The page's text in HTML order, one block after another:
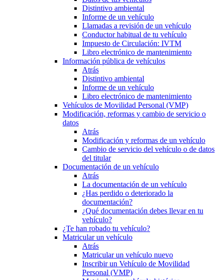
Distintivo ambiental
Informe de un vehículo
Llamadas a revisión de un vehículo
Conductor habitual de tu vehículo
Impuesto de Circulación: IVTM
Libro electrónico de mantenimiento
Información pública de vehículos
Atrás
Distintivo ambiental
Informe de un vehículo
Libro electrónico de mantenimiento
Vehículos de Movilidad Personal (VMP)
Modificación, reformas y cambio de servicio o
datos
Atrás
Modificación y reformas de un vehículo
Cambio de servicio del vehículo o de datos
del titular
Documentación de un vehículo
Atrás
La documentación de un vehículo
¿Has perdido o deteriorado la
documentación?
¿Qué documentación debes llevar en tu
vehículo?
¿Te han robado tu vehículo?
Matricular un vehículo
Atrás
Matricular un vehículo nuevo
Inscribir un Vehículo de Movilidad
Personal (VMP)